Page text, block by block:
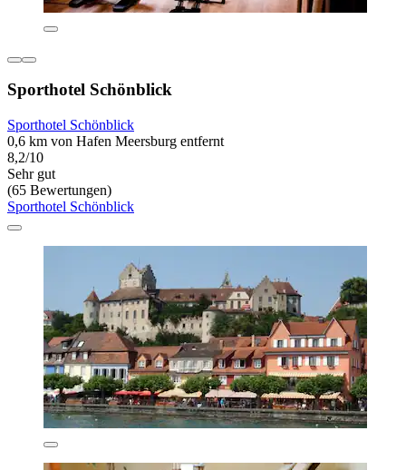
Sporthotel Schönblick
Sporthotel Schönblick
0,6 km von Hafen Meersburg entfernt
8,2/10
Sehr gut
(65 Bewertungen)
Sporthotel Schönblick